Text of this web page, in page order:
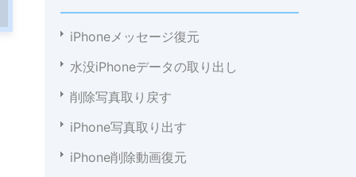
iPhoneメッセージ復元
水没iPhoneデータの取り出し
削除写真取り戻す
iPhone写真取り出す
iPhone削除動画復元